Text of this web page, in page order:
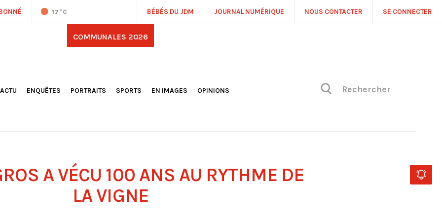
17 °C BÉBÉS DU JDM JOURNAL NUMÉRIQUE NOUS CONTACTER SE CONNECTER
COMMUNALES 2026
ENQUÊTES PORTRAITS
SPORTS
EN IMAGES
OPINIONS
A VÉCU 100 ANS AU RYTHME DE
LA VIGNE